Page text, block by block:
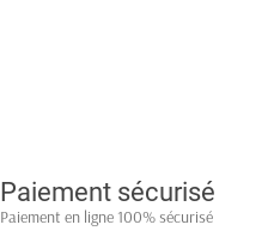
Paiement sécurisé
Paiement en ligne 100% sécurisé